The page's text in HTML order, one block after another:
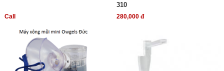
Call
310
280,000 đ